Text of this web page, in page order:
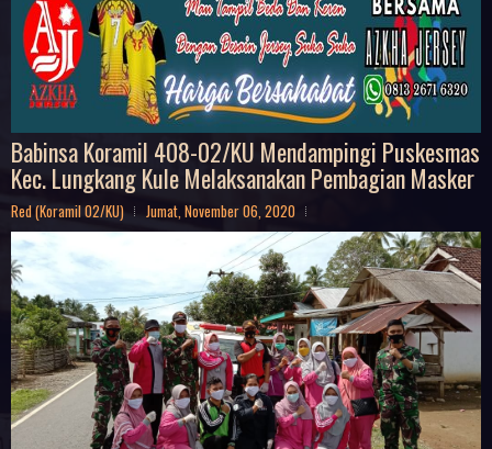
Babinsa Koramil 408-02/KU Mendampingi Puskesmas
Kec. Lungkang Kule Melaksanakan Pembagian Masker
Red (Koramil 02/KU) Jumat, November 06, 2020